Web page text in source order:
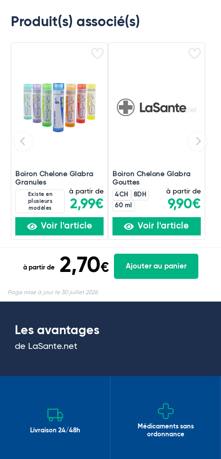
Produit(s) associé(s)
Boiron Chelone Glabra
Granules
Existe en
plusieurs
modèles
à partir de
2,99€
Voir l'article
Boiron Chelone Glabra
Gouttes
4CH
8DH
60 ml
à partir de
9,90€
Voir l'article
à partir de 2,70€ Ajouter au panier
Page mise à jour le 30 juillet 2026
Les avantages
de LaSante.net
Livraison 24/48h
Médicaments sans
ordonnance